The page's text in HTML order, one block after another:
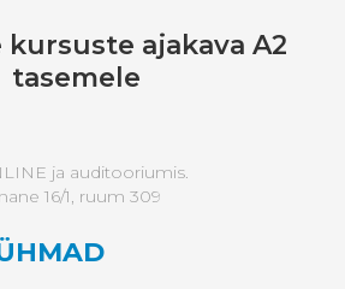
ajakava A2
tasemele
ja auditooriumis.
16/1, ruum 309